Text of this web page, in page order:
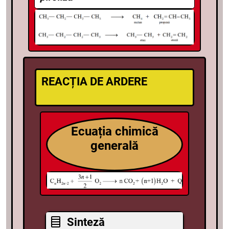
REACȚIA DE ARDERE
Ecuația chimică
generală
Sinteză